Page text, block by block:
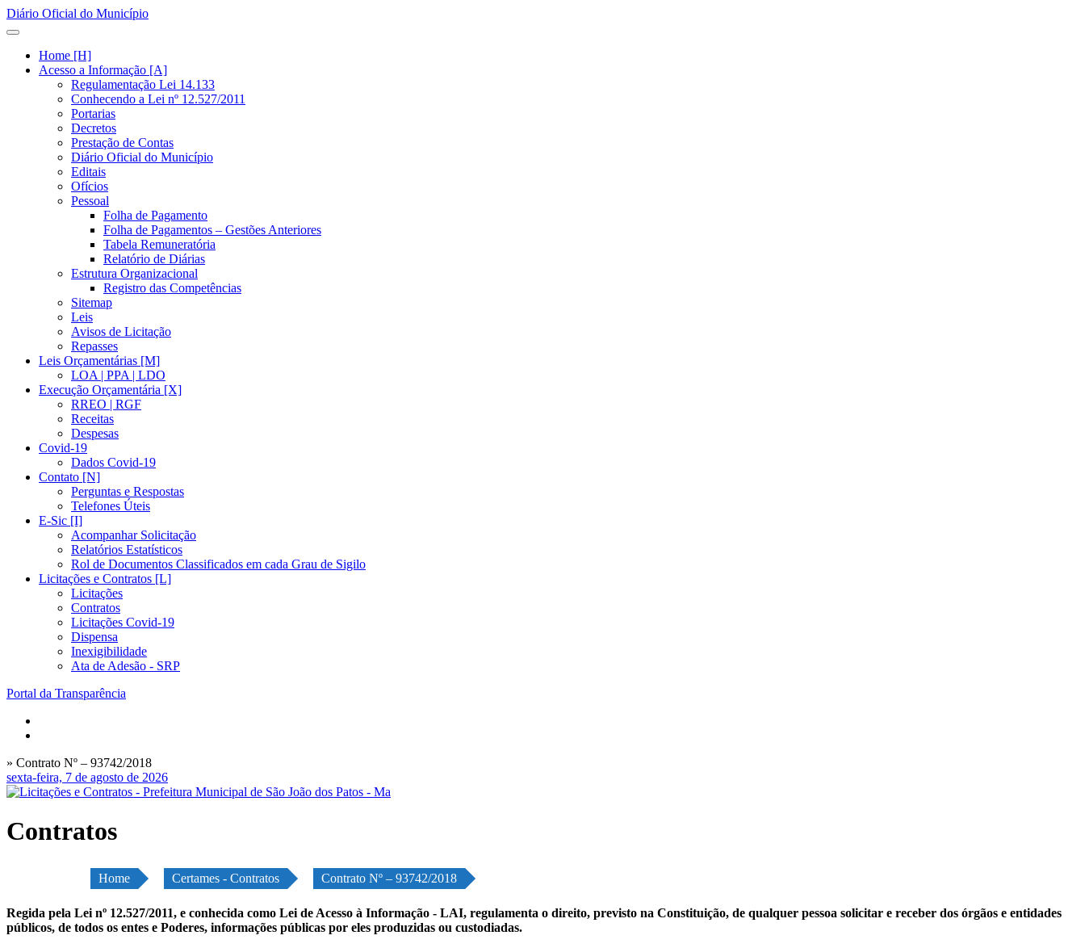
Diário Oficial do Município
Home [H]
Acesso a Informação [A]
Regulamentação Lei 14.133
Conhecendo a Lei nº 12.527/2011
Portarias
Decretos
Prestação de Contas
Diário Oficial do Município
Editais
Ofícios
Pessoal
Folha de Pagamento
Folha de Pagamentos – Gestões Anteriores
Tabela Remuneratória
Relatório de Diárias
Estrutura Organizacional
Registro das Competências
Sitemap
Leis
Avisos de Licitação
Repasses
Leis Orçamentárias [M]
LOA | PPA | LDO
Execução Orçamentária [X]
RREO | RGF
Receitas
Despesas
Covid-19
Dados Covid-19
Contato [N]
Perguntas e Respostas
Telefones Úteis
E-Sic [I]
Acompanhar Solicitação
Relatórios Estatísticos
Rol de Documentos Classificados em cada Grau de Sigilo
Licitações e Contratos [L]
Licitações
Contratos
Licitações Covid-19
Dispensa
Inexigibilidade
Ata de Adesão - SRP
Portal da Transparência
» Contrato Nº – 93742/2018
sexta-feira, 7 de agosto de 2026
Contratos
Home Certames - Contratos Contrato Nº – 93742/2018
Regida pela Lei nº 12.527/2011, e conhecida como Lei de Acesso à Informação - LAI, regulamenta o direito, previsto na Constituição, de qualquer pessoa solicitar e receber dos órgãos e entidades
públicos, de todos os entes e Poderes, informações públicas por eles produzidas ou custodiadas.